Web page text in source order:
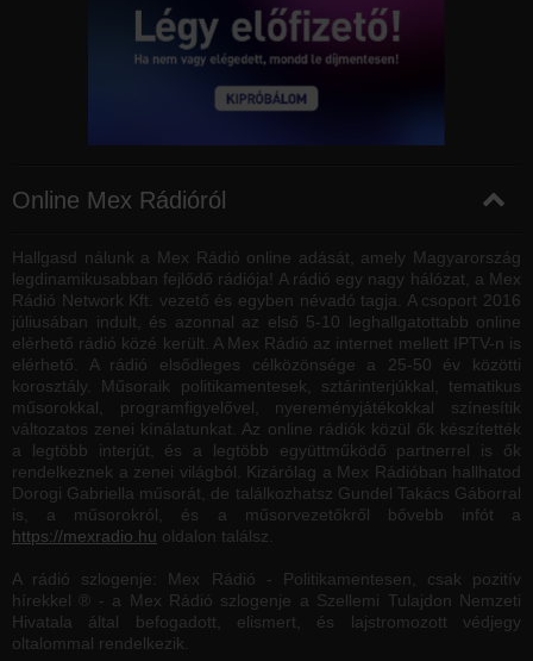
Online Mex Rádióról
Hallgasd nálunk a Mex Rádió online adását, amely Magyarország
legdinamikusabban fejlődő rádiója! A rádió egy nagy hálózat, a Mex
Rádió Network Kft. vezető és egyben névadó tagja. A csoport 2016
júliusában indult, és azonnal az első 5-10 leghallgatottabb online
elérhető rádió közé került. A Mex Rádió az internet mellett IPTV-n is
elérhető. A rádió elsődleges célközönsége a 25-50 év közötti
korosztály. Műsoraik politikamentesek, sztárinterjúkkal, tematikus
műsorokkal, programfigyelővel, nyereményjátékokkal színesítik
változatos zenei kínálatunkat. Az online rádiók közül ők készítették
a legtöbb interjút, és a legtöbb együttműködő partnerrel is ők
rendelkeznek a zenei világból. Kizárólag a Mex Rádióban hallhatod
Dorogi Gabriella műsorát, de találkozhatsz Gundel Takács Gáborral
is, a műsorokról, és a műsorvezetőkről bővebb infót a
https://mexradio.hu oldalon találsz.
A rádió szlogenje: Mex Rádió - Politikamentesen, csak pozitív
hírekkel ® - a Mex Rádió szlogenje a Szellemi Tulajdon Nemzeti
Hivatala által befogadott, elismert, és lajstromozott védjegy
oltalommal rendelkezik.